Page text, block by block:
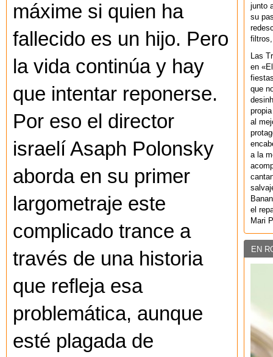
máxime si quien ha
fallecido es un hijo. Pero
la vida continúa y hay
que intentar reponerse.
Por eso el director
israelí Asaph Polonsky
aborda en su primer
largometraje este
complicado trance a
través de una historia
que refleja esa
problemática, aunque
esté plagada de
junto
su
filtros,
Las
en
que
al
a la
el
Mari
EN